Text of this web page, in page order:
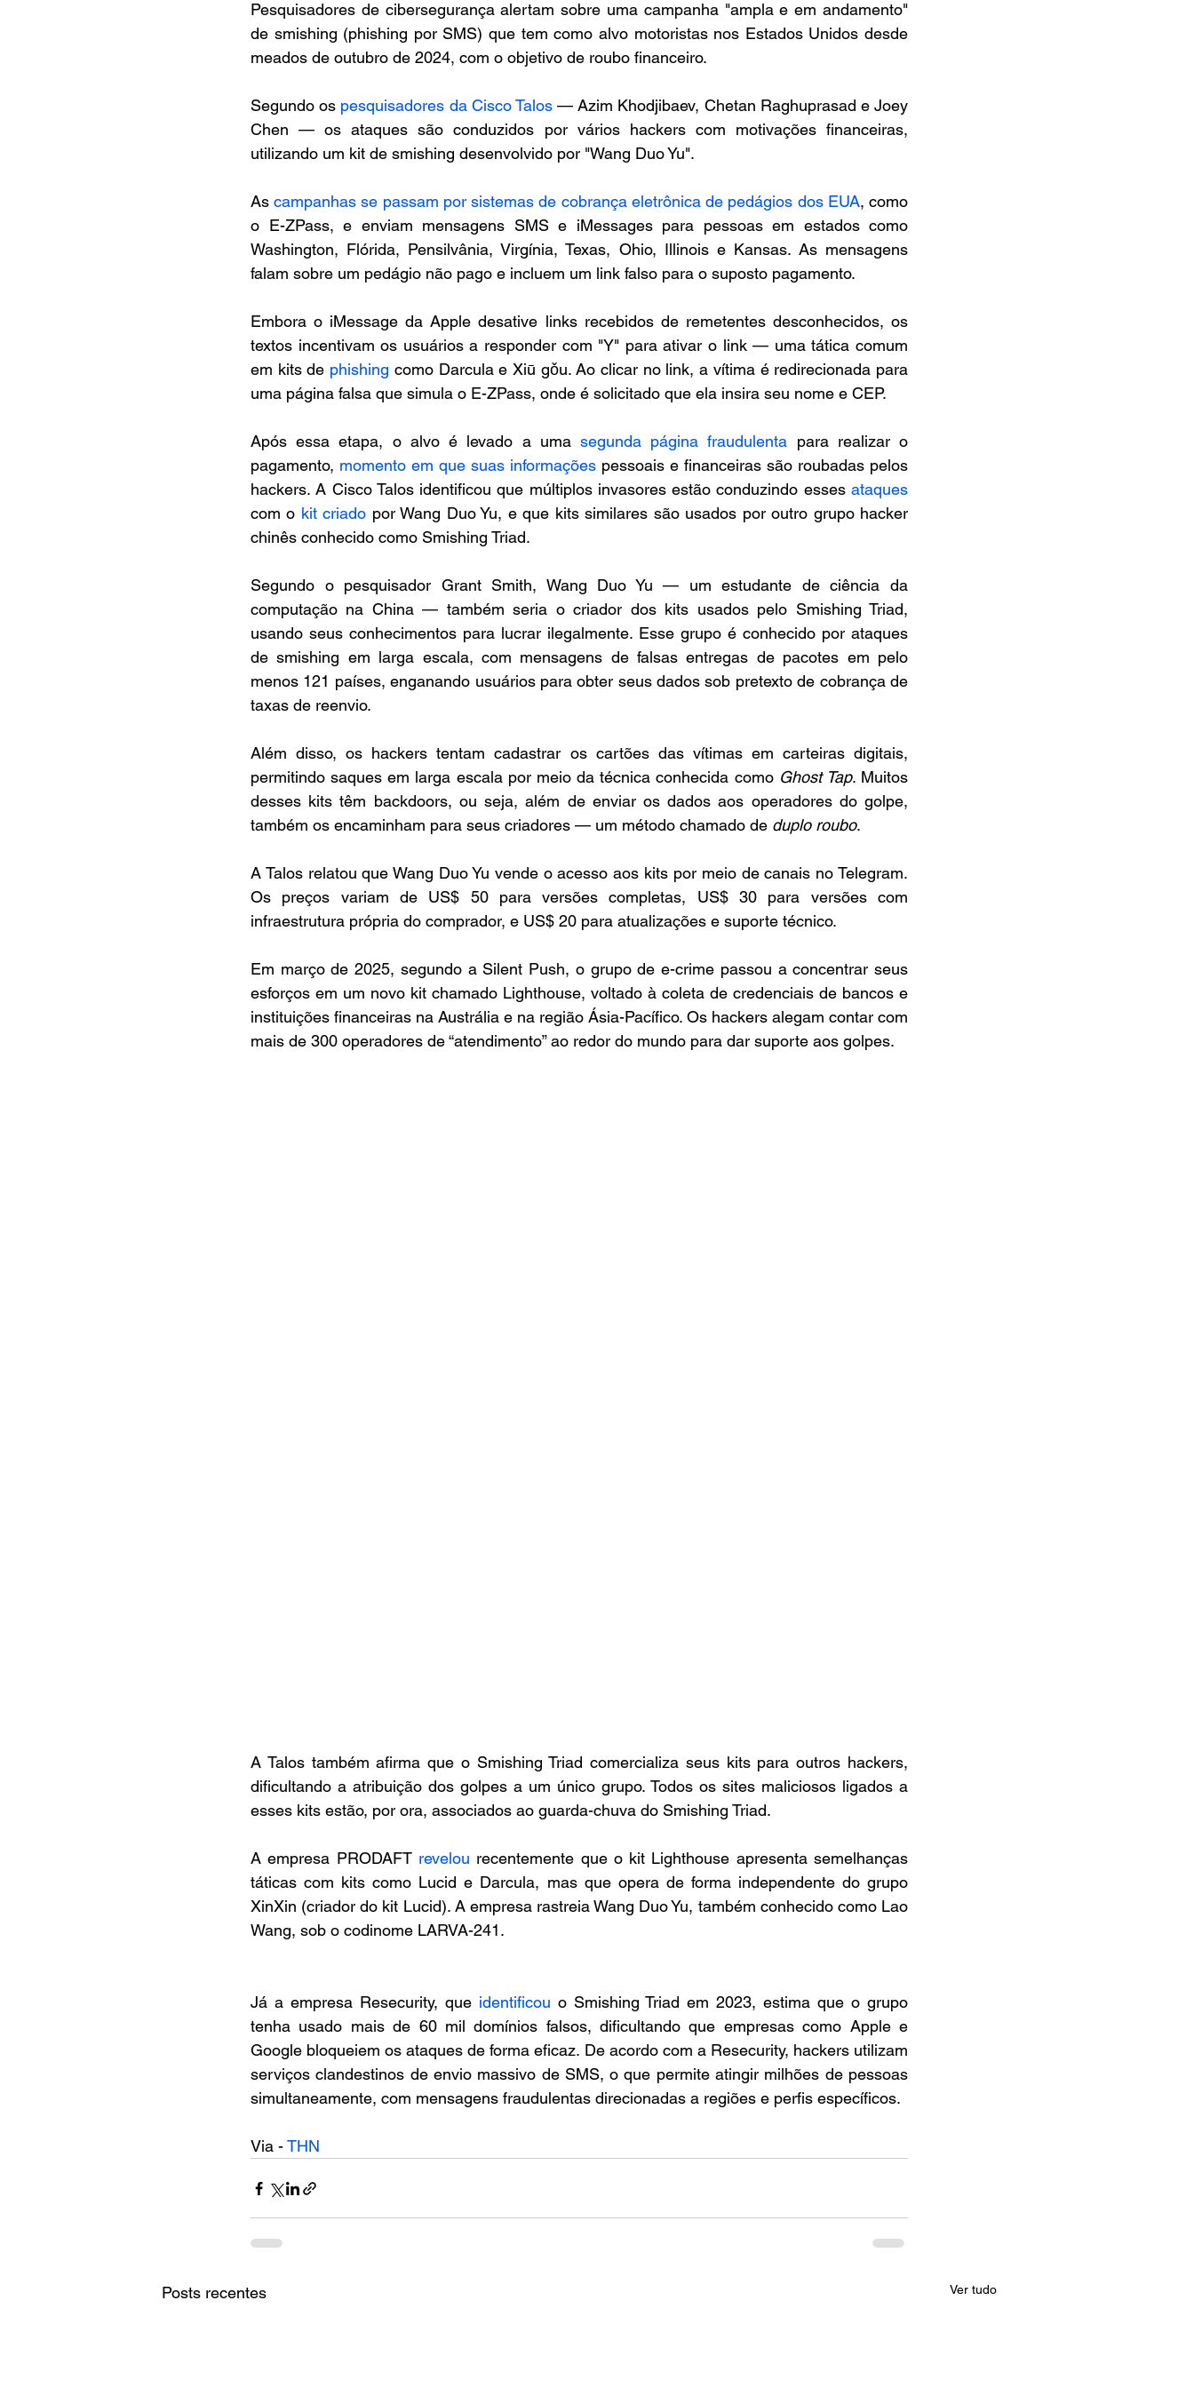
Pesquisadores de cibersegurança alertam sobre uma campanha "ampla e em andamento"
de smishing (phishing por SMS) que tem como alvo motoristas nos Estados Unidos desde
meados de outubro de 2024, com o objetivo de roubo financeiro.
Segundo os pesquisadores da Cisco Talos — Azim Khodjibaev, Chetan Raghuprasad e Joey
Chen — os ataques são conduzidos por vários hackers com motivações financeiras,
utilizando um kit de smishing desenvolvido por "Wang Duo Yu".
As campanhas se passam por sistemas de cobrança eletrônica de pedágios dos EUA, como
o E-ZPass, e enviam mensagens SMS e iMessages para pessoas em estados como
Washington, Flórida, Pensilvânia, Virgínia, Texas, Ohio, Illinois e Kansas. As mensagens
falam sobre um pedágio não pago e incluem um link falso para o suposto pagamento.
Embora o iMessage da Apple desative links recebidos de remetentes desconhecidos, os
textos incentivam os usuários a responder com "Y" para ativar o link — uma tática comum
em kits de phishing como Darcula e Xiū gǒu. Ao clicar no link, a vítima é redirecionada para
uma página falsa que simula o E-ZPass, onde é solicitado que ela insira seu nome e CEP.
Após essa etapa, o alvo é levado a uma segunda página fraudulenta para realizar o
pagamento, momento em que suas informações pessoais e financeiras são roubadas pelos
hackers. A Cisco Talos identificou que múltiplos invasores estão conduzindo esses ataques
com o kit criado por Wang Duo Yu, e que kits similares são usados por outro grupo hacker
chinês conhecido como Smishing Triad.
Segundo o pesquisador Grant Smith, Wang Duo Yu — um estudante de ciência da
computação na China — também seria o criador dos kits usados pelo Smishing Triad,
usando seus conhecimentos para lucrar ilegalmente. Esse grupo é conhecido por ataques
de smishing em larga escala, com mensagens de falsas entregas de pacotes em pelo
menos 121 países, enganando usuários para obter seus dados sob pretexto de cobrança de
taxas de reenvio.
Além disso, os hackers tentam cadastrar os cartões das vítimas em carteiras digitais,
permitindo saques em larga escala por meio da técnica conhecida como Ghost Tap. Muitos
desses kits têm backdoors, ou seja, além de enviar os dados aos operadores do golpe,
também os encaminham para seus criadores — um método chamado de duplo roubo.
A Talos relatou que Wang Duo Yu vende o acesso aos kits por meio de canais no Telegram.
Os preços variam de US$ 50 para versões completas, US$ 30 para versões com
infraestrutura própria do comprador, e US$ 20 para atualizações e suporte técnico.
Em março de 2025, segundo a Silent Push, o grupo de e-crime passou a concentrar seus
esforços em um novo kit chamado Lighthouse, voltado à coleta de credenciais de bancos e
instituições financeiras na Austrália e na região Ásia-Pacífico. Os hackers alegam contar com
mais de 300 operadores de “atendimento” ao redor do mundo para dar suporte aos golpes.
A Talos também afirma que o Smishing Triad comercializa seus kits para outros hackers,
dificultando a atribuição dos golpes a um único grupo. Todos os sites maliciosos ligados a
esses kits estão, por ora, associados ao guarda-chuva do Smishing Triad.
A empresa PRODAFT revelou recentemente que o kit Lighthouse apresenta semelhanças
táticas com kits como Lucid e Darcula, mas que opera de forma independente do grupo
XinXin (criador do kit Lucid). A empresa rastreia Wang Duo Yu, também conhecido como Lao
Wang, sob o codinome LARVA-241.
Já a empresa Resecurity, que identificou o Smishing Triad em 2023, estima que o grupo
tenha usado mais de 60 mil domínios falsos, dificultando que empresas como Apple e
Google bloqueiem os ataques de forma eficaz. De acordo com a Resecurity, hackers utilizam
serviços clandestinos de envio massivo de SMS, o que permite atingir milhões de pessoas
simultaneamente, com mensagens fraudulentas direcionadas a regiões e perfis específicos.
Via - THN
Posts recentes Ver tudo